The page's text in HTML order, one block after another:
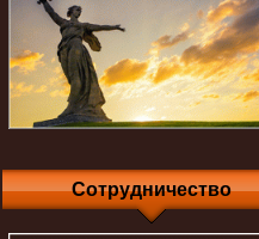
Сотрудничество